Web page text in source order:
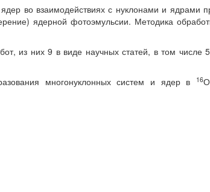
во взаимодействиях с нуклонами и ядрами
ядерной фотоэмульсии. Методика
из них 9 в виде научных статей, в том числе
многонуклонных систем и ядер в
16